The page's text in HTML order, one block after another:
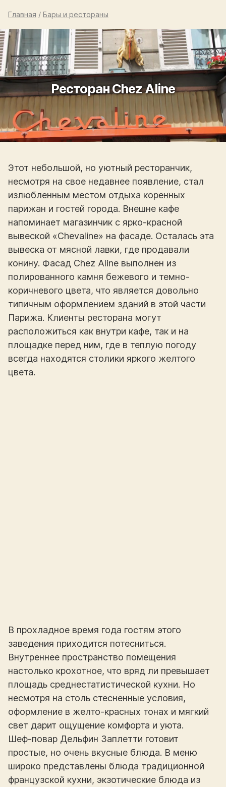
Главная / Бары и рестораны
Ресторан Chez Aline
Этот небольшой, но уютный ресторанчик,
несмотря на свое недавнее появление, стал
излюбленным местом отдыха коренных
парижан и гостей города. Внешне кафе
напоминает магазинчик с ярко-красной
вывеской «Chevaline» на фасаде. Осталась эта
вывеска от мясной лавки, где продавали
конину. Фасад Chez Aline выполнен из
полированного камня бежевого и темно-
коричневого цвета, что является довольно
типичным оформлением зданий в этой части
Парижа. Клиенты ресторана могут
расположиться как внутри кафе, так и на
площадке перед ним, где в теплую погоду
всегда находятся столики яркого желтого
цвета.
В прохладное время года гостям этого
заведения приходится потесниться.
Внутреннее пространство помещения
настолько крохотное, что вряд ли превышает
площадь среднестатистической кухни. Но
несмотря на столь стесненные условия,
оформление в желто-красных тонах и мягкий
свет дарит ощущение комфорта и уюта.
Шеф-повар Дельфин Заплетти готовит
простые, но очень вкусные блюда. В меню
широко представлены блюда традиционной
французской кухни, экзотические блюда из